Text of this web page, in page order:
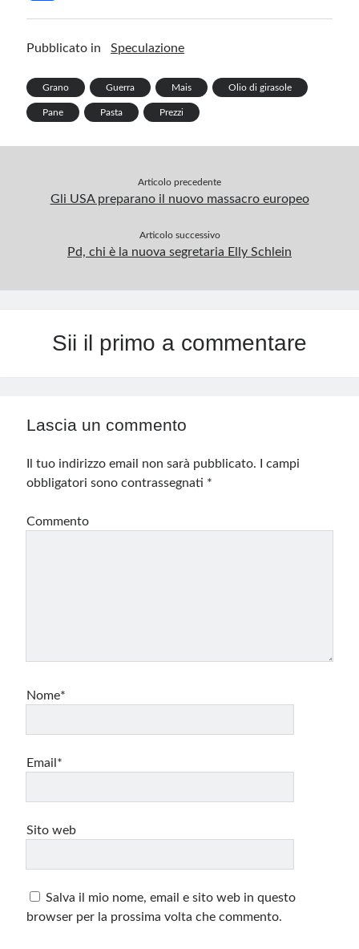
o
k
n
t
r
p
h
ar
Pubblicato in Speculazione
Grano Guerra Mais Olio di girasole
Pane Pasta Prezzi
Articolo precedente
Gli USA preparano il nuovo massacro europeo
Articolo successivo
Pd, chi è la nuova segretaria Elly Schlein
Sii il primo a commentare
Lascia un commento
Il tuo indirizzo email non sarà pubblicato.
I campi
obbligatori sono contrassegnati *
Commento
Nome*
Email*
Sito web
Salva il mio nome, email e sito web in questo
browser per la prossima volta che commento.